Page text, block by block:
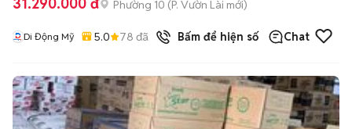
Phường 10 (P. Vườn Lài mới)
Di Động Mỹ 5.0 78 đã bán Bấm để hiện số Chat